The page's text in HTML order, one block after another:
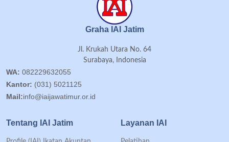
Graha IAI Jatim
Jl. Krukah Utara No. 64
Surabaya, Indonesia
WA: 082229632055
Kantor: (031) 5021125
Mail:info@iaijawatimur.or.id
Tentang IAI Jatim Layanan IAI